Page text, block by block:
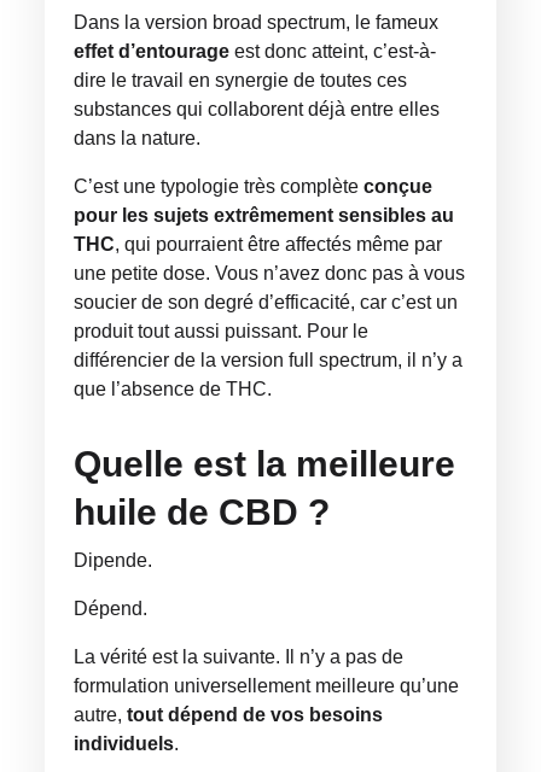
Dans la version broad spectrum, le fameux
effet d’entourage est donc atteint, c’est-à-
dire le travail en synergie de toutes ces
substances qui collaborent déjà entre elles
dans la nature.
C’est une typologie très complèteconçue
pour les sujets extrêmement sensibles au
THC, qui pourraient être affectés même par
une petite dose. Vous n’avez donc pas à vous
soucier de son degré d’efficacité, car c’est un
produit tout aussi puissant. Pour le
différencier de la version full spectrum, il n’y a
que l’absence de THC.
Quelle est la meilleure
huile de CBD ?
Dipende.
Dépend.
La vérité est la suivante. Il n’y a pas de
formulation universellement meilleure qu’une
autre,tout dépend de vos besoins
individuels.